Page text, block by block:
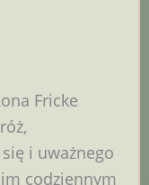
Fricke
i uważnego
codziennym